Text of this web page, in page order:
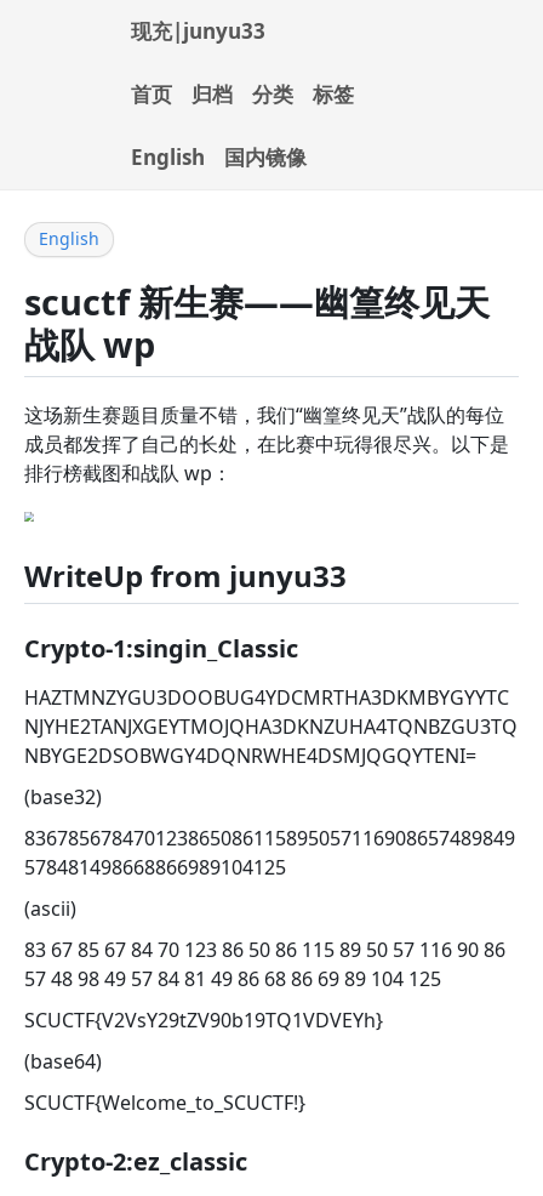
现充|junyu33
首页 归档 分类 标签
English 国内镜像
English
scuctf 新生赛——幽篁终见天
战队 wp
这场新生赛题目质量不错，我们“幽篁终见天”战队的每位
成员都发挥了自己的长处，在比赛中玩得很尽兴。以下是
排行榜截图和战队 wp：
WriteUp from junyu33
Crypto-1:singin_Classic
HAZTMNZYGU3DOOBUG4YDCMRTHA3DKMBYGYYTC
NJYHE2TANJXGEYTMOJQHA3DKNZUHA4TQNBZGU3TQ
NBYGE2DSOBWGY4DQNRWHE4DSMJQGQYTENI=
(base32)
836785678470123865086115895057116908657489849
578481498668866989104125
(ascii)
83 67 85 67 84 70 123 86 50 86 115 89 50 57 116 90 86
57 48 98 49 57 84 81 49 86 68 86 69 89 104 125
SCUCTF{V2VsY29tZV90b19TQ1VDVEYh}
(base64)
SCUCTF{Welcome_to_SCUCTF!}
Crypto-2:ez_classic